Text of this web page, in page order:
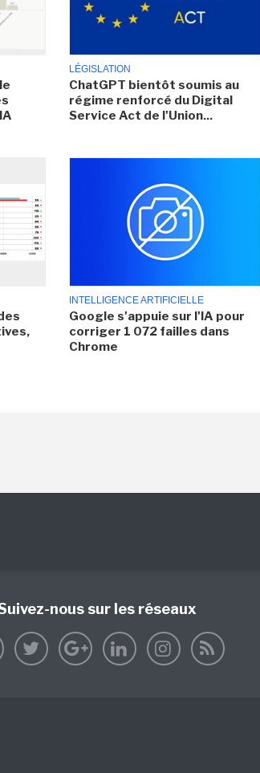
LÉGISLATION
ChatGPT bientôt soumis au
régime renforcé du Digital
Service Act de l'Union...
INTELLIGENCE ARTIFICIELLE
Google s'appuie sur l'IA pour
corriger 1 072 failles dans
Chrome
nous sur les réseaux